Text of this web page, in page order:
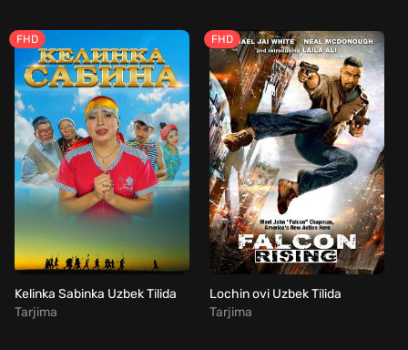
FHD
Kelinka Sabinka Uzbek Tilida
Tarjima
FHD
Lochin ovi Uzbek Tilida
Tarjima